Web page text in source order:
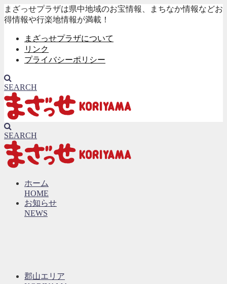
まざっせプラザは県中地域のお宝情報、まちなか情報などお
得情報や行楽地情報が満載！
まざっせプラザについて
リンク
プライバシーポリシー
SEARCH
SEARCH
ホーム
HOME
お知らせ
NEWS
郡山エリア